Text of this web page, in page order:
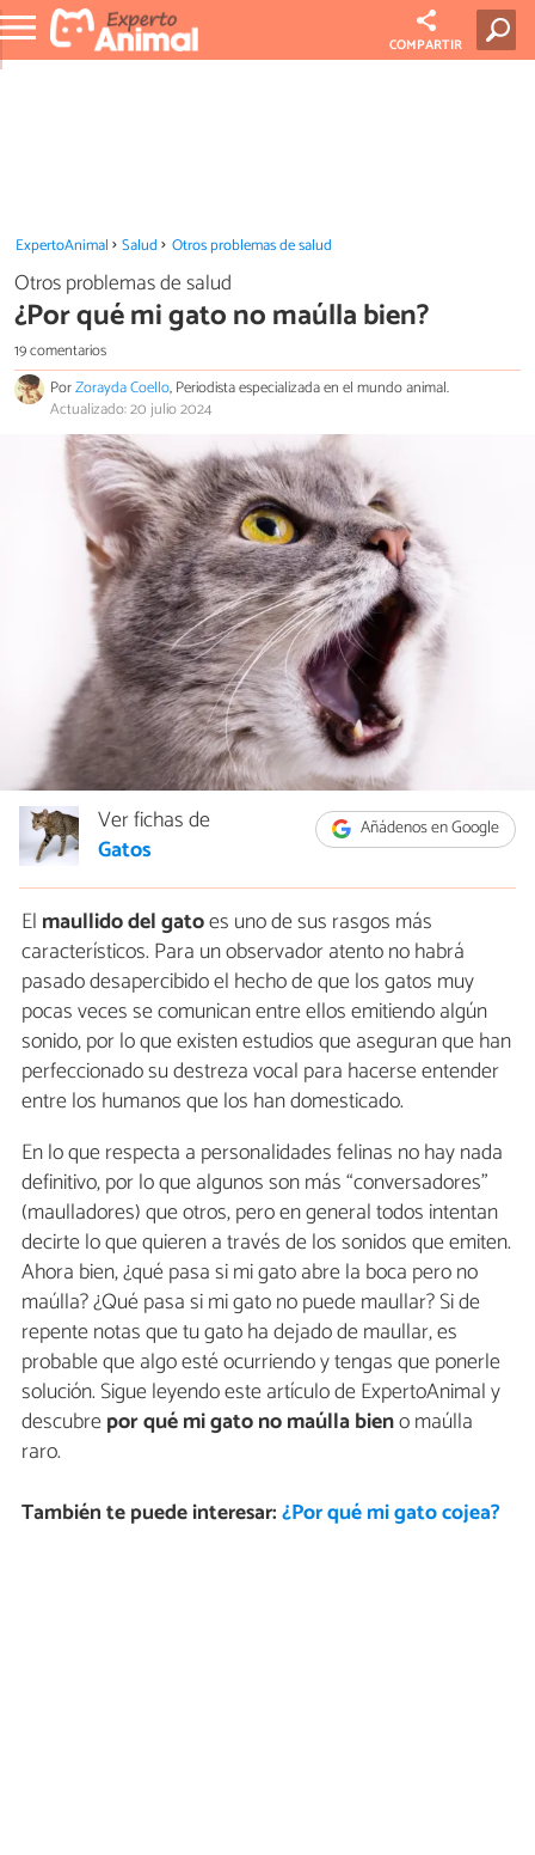
COMPARTIR
ExpertoAnimal Salud Otros problemas de salud
Otros problemas de salud
¿Por qué mi gato no maúlla bien?
19 comentarios
PorZorayda Coello, Periodista especializada en el mundo animal.
Actualizado: 20 julio 2024
Añádenos en Google
Ver fichas de
Gatos
El maullido del gatoes uno de sus rasgos más
característicos. Para un observador atento no habrá
pasado desapercibido el hecho de que los gatos muy
pocas veces se comunican entre ellos emitiendo algún
sonido, por lo que existen estudios que aseguran que han
perfeccionado su destreza vocal para hacerse entender
entre los humanos que los han domesticado.
En lo que respecta a personalidades felinas no hay nada
definitivo, por lo que algunos son más “conversadores”
(maulladores) que otros, pero en general todos intentan
decirte lo que quieren a través de los sonidos que emiten.
Ahora bien, ¿qué pasa si mi gato abre la boca pero no
maúlla? ¿Qué pasa si mi gato no puede maullar? Si de
repente notas que tu gato ha dejado de maullar, es
probable que algo esté ocurriendo y tengas que ponerle
solución. Sigue leyendo este artículo de ExpertoAnimal y
descubrepor qué mi gato no maúlla bieno maúlla
raro.
También te puede interesar:¿Por qué mi gato cojea?